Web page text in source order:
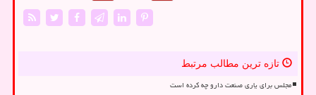
تازه ترین مطالب مرتبط
مجلس برای یاری صنعت دارو چه کرده است